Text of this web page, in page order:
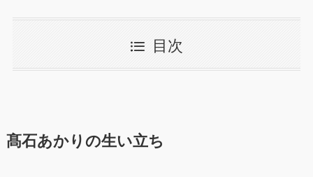
目次
髙石あかりの生い立ち